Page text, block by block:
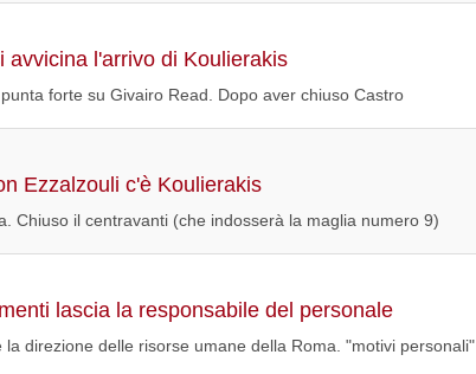
avvicina l'arrivo di Koulierakis
forte su Givairo Read. Dopo aver chiuso Castro
Ezzalzouli c'è Koulierakis
Chiuso il centravanti (che indosserà la maglia numero 9)
lascia la responsabile del personale
direzione delle risorse umane della Roma. "motivi personali"